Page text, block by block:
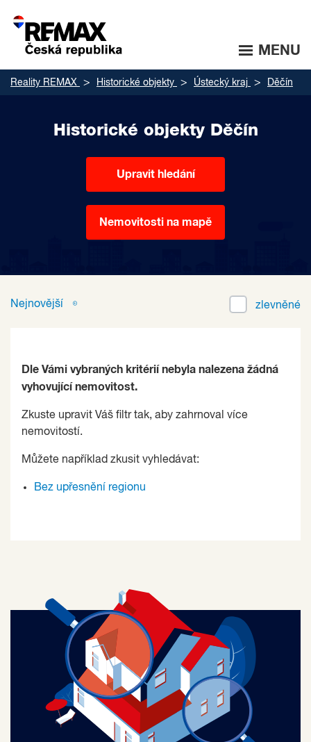
MENU
Reality REMAX Historické objekty Ústecký kraj Děčín
Historické objekty Děčín
Upravit hledání
Nemovitosti na mapě
Nejnovější zlevněné
Dle Vámi vybraných kritérií nebyla nalezena žádná
vyhovující nemovitost.
Zkuste upravit Váš filtr tak, aby zahrnoval více
nemovitostí.
Můžete například zkusit vyhledávat:
Bez upřesnění regionu